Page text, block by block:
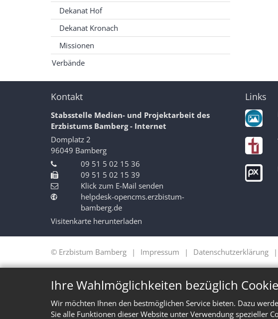
Ihre Wahlmöglichkeiten bezüglich
Wir möchten Ihnen den bestmöglichen Service bieten. Dazu
Sie alle Funktionen dieser Website unter Verwendung spezieller
Dekanat Hof
Dekanat Kronach
Missionen
Verbände
Kontakt
Stabsstelle Medien- und Projektarbeit des
Erzbistums Bamberg - Internet
Domplatz 2
96049 Bamberg
09 51 5 02 15 36
09 51 5 02 15 39
Klick zum E-Mail senden
helpdesk-opencms.erzbistum-
bamberg.de
Visitenkarte herunterladen
Links
© Erzbistum Bamberg Impressum Datenschutzerklärung